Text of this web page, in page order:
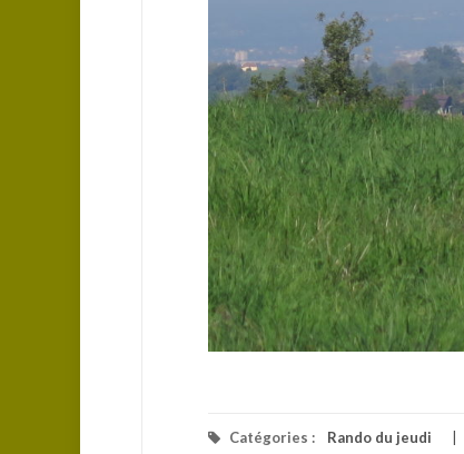
Catégories : Rando du jeudi